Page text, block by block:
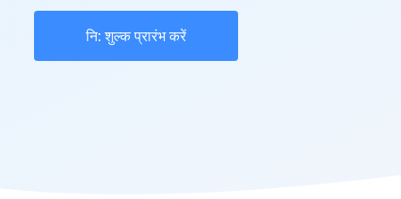
नि: शुल्क प्रारंभ करें